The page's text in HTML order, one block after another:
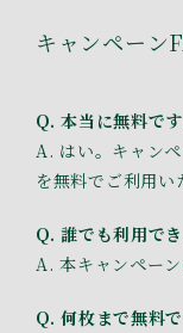
キャンペーン
Q. 本当に無料で
A. はい。キャン
を無料でご利用い
Q. 誰でも利用で
A. 本キャンペー
Q. 何枚まで無料